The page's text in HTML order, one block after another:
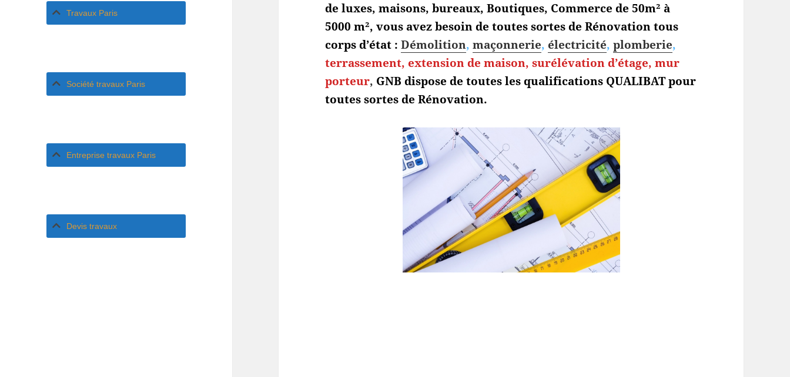
Travaux Paris
Société travaux Paris
Entreprise travaux Paris
Devis travaux
de luxes, maisons, bureaux, Boutiques, Commerce de 50m² à
5000 m², vous avez besoin de toutes sortes de Rénovation tous
corps d’état : Démolition,maçonnerie, électricité,plomberie,
terrassement, extension de maison, surélévation d’étage, mur
porteur, GNB dispose de toutes les qualifications QUALIBAT pour
toutes sortes de Rénovation.